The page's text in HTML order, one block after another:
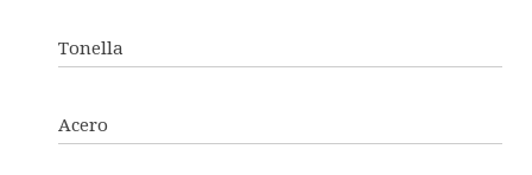
Tonella
Acero